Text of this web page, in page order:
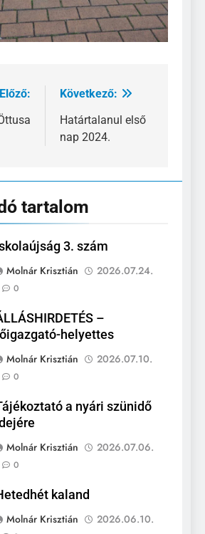
Előző:
Következő:
Határtalanul első
nap 2024.
tartalom
3. szám
Molnár Krisztián
2026.07.24.
0
–
helyettes
Molnár Krisztián
2026.07.10.
0
a nyári szünidő
Molnár Krisztián
2026.07.06.
0
kaland
Molnár Krisztián
2026.06.10.